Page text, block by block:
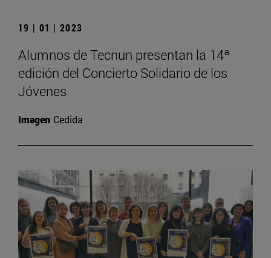
19 | 01 | 2023
Alumnos de Tecnun presentan la 14ª
edición del Concierto Solidario de los
Jóvenes
Imagen Cedida